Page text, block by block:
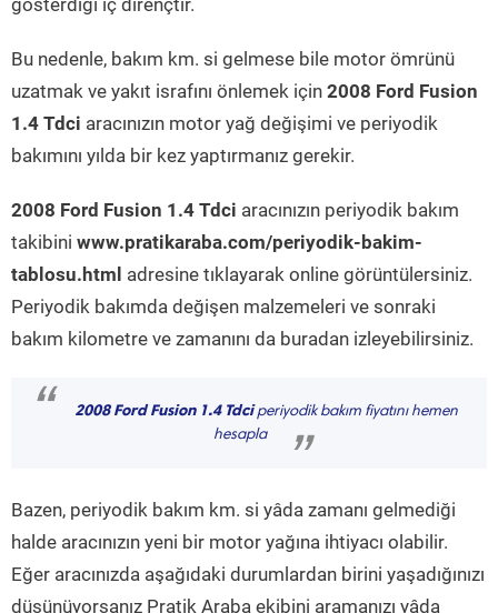
gösterdiği iç dirençtir.
Bu nedenle, bakım km. si gelmese bile motor ömrünü
uzatmak ve yakıt israfını önlemek için 2008 Ford Fusion
1.4 Tdci aracınızın motor yağ değişimi ve periyodik
bakımını yılda bir kez yaptırmanız gerekir.
2008 Ford Fusion 1.4 Tdci aracınızın periyodik bakım
takibini www.pratikaraba.com/periyodik-bakim-
tablosu.html adresine tıklayarak online görüntülersiniz.
Periyodik bakımda değişen malzemeleri ve sonraki
bakım kilometre ve zamanını da buradan izleyebilirsiniz.
“ 2008 Ford Fusion 1.4 Tdciperiyodik bakım fiyatını hemen
hesapla
”
Bazen, periyodik bakım km. si yâda zamanı gelmediği
halde aracınızın yeni bir motor yağına ihtiyacı olabilir.
Eğer aracınızda aşağıdaki durumlardan birini yaşadığınızı
düşünüyorsanız Pratik Araba ekibini aramanızı yâda